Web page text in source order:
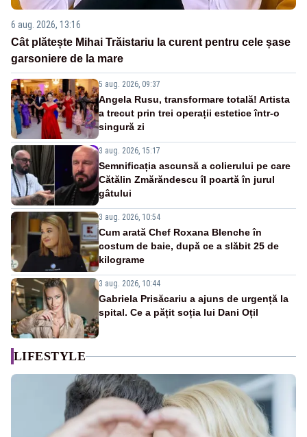
6 aug. 2026, 13:16
Cât plătește Mihai Trăistariu la curent pentru cele șase
garsoniere de la mare
5 aug. 2026, 09:37
Angela Rusu, transformare totală! Artista
a trecut prin trei operații estetice într-o
singură zi
3 aug. 2026, 15:17
Semnificația ascunsă a colierului pe care
Cătălin Zmărăndescu îl poartă în jurul
gâtului
3 aug. 2026, 10:54
Cum arată Chef Roxana Blenche în
costum de baie, după ce a slăbit 25 de
kilograme
3 aug. 2026, 10:44
Gabriela Prisăcariu a ajuns de urgență la
spital. Ce a pățit soția lui Dani Oțil
LIFESTYLE